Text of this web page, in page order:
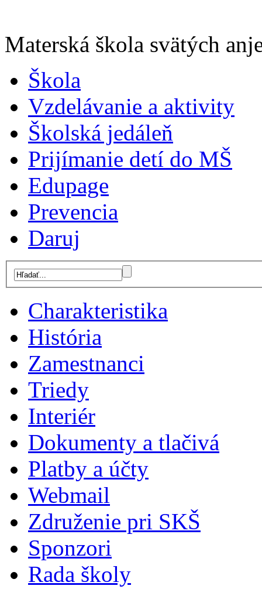
Materská škola svätých
Škola
Vzdelávanie a aktivity
Školská jedáleň
Prijímanie detí do MŠ
Edupage
Prevencia
Daruj
Charakteristika
História
Zamestnanci
Triedy
Interiér
Dokumenty a tlačivá
Platby a účty
Webmail
Združenie pri SKŠ
Sponzori
Rada školy